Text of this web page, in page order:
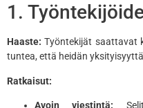
1.
Haaste: Työntekijät saattavat
tuntea, että heidän
Ratkaisut:
Avoin viestintä: